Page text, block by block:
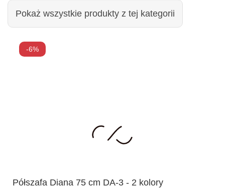
Pokaż wszystkie produkty z tej kategorii
-6%
Półszafa Diana 75 cm DA-3 - 2 kolory